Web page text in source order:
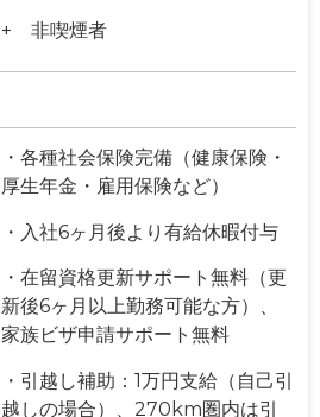
+ 非喫煙者
・各種社会保険完備（健康保険・
厚生年金・雇用保険など）
・入社6ヶ月後より有給休暇付与
・在留資格更新サポート無料（更
新後6ヶ月以上勤務可能な方）、
家族ビザ申請サポート無料
・引越し補助：1万円支給（自己引
越しの場合）、270km圏内は引